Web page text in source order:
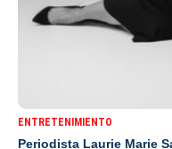
ENTRETENIMIENTO
Periodista Laurie Marie